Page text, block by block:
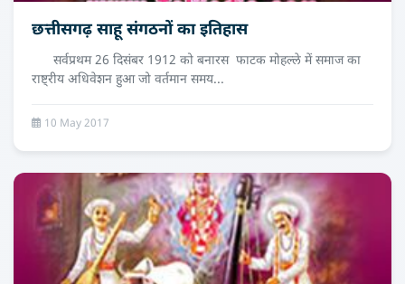
छत्तीसगढ़ साहू संगठनों का इतिहास
सर्वप्रथम 26 दिसंबर 1912 को बनारस फाटक मोहल्ले में समाज का
राष्ट्रीय अधिवेशन हुआ जो वर्तमान समय...
10 May 2017